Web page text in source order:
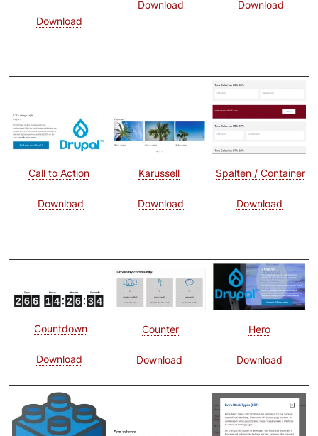
Download
Download Download
Bild
Call to Action
Download
Bild
Karussell
Download
Bild
Spalten / Container
Download
Bild
Countdown
Download
Bild
Counter
Download
Hero
Download
Bild